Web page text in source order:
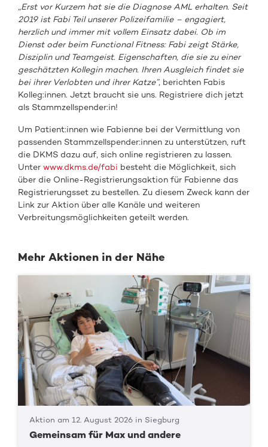
„Erst vor Kurzem hat sie die Diagnose AML erhalten. Seit
2019 ist Fabi Teil unserer Polizeifamilie – engagiert,
herzlich und immer mit vollem Einsatz dabei. Ob im
Dienst oder beim Functional Fitness: Fabi zeigt Stärke,
Disziplin und Teamgeist. Eigenschaften, die sie zu einer
geschätzten Kollegin machen. Ihren Ausgleich findet sie
bei ihrer Verlobten und ihrer Katze”, berichten Fabis
Kolleg:innen. Jetzt braucht sie uns. Registriere dich jetzt
als Stammzellspender:in!
Um Patient:innen wie Fabienne bei der Vermittlung von
passenden Stammzellspender:innen zu unterstützen, ruft
die DKMS dazu auf, sich online registrieren zu lassen.
Unterwww.dkms.de/fabi besteht die Möglichkeit, sich
über die Online-Registrierungsaktion für Fabienne das
Registrierungsset zu bestellen. Zu diesem Zweck kann der
Link zur Aktion über alle Kanäle und weiteren
Verbreitungsmöglichkeiten geteilt werden.
Mehr Aktionen in der Nähe
Aktion am 12. August 2026 in Siegburg
Gemeinsam für Max und andere